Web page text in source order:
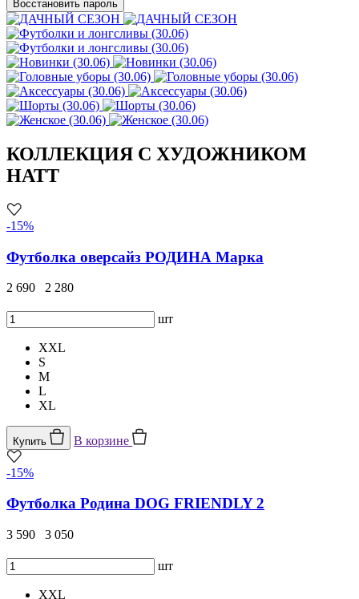
Восстановить пароль
КОЛЛЕКЦИЯ С ХУДОЖНИКОМ
HATT
-15%
Футболка оверсайз РОДИНА Марка
2 690 2 280
шт
XXL
S
M
L
XL
Купить В корзине
-15%
Футболка Родина DOG FRIENDLY 2
3 590 3 050
шт
XXL